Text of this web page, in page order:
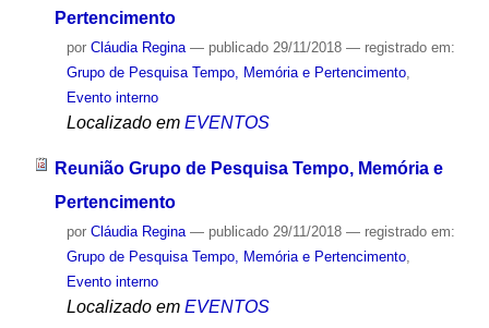
Pertencimento
por Cláudia Regina — publicado29/11/2018 — registrado em:
Grupo de Pesquisa Tempo, Memória e Pertencimento,
Evento interno
Localizado em EVENTOS
Reunião Grupo de Pesquisa Tempo, Memória e
Pertencimento
por Cláudia Regina — publicado29/11/2018 — registrado em:
Grupo de Pesquisa Tempo, Memória e Pertencimento,
Evento interno
Localizado em EVENTOS